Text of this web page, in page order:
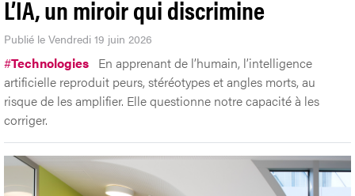
L’IA, un miroir qui discrimine
Publié le Vendredi 19 juin 2026
#Technologies En apprenant de l’humain, l’intelligence
artificielle reproduit peurs, stéréotypes et angles morts, au
risque de les amplifier. Elle questionne notre capacité à les
corriger.